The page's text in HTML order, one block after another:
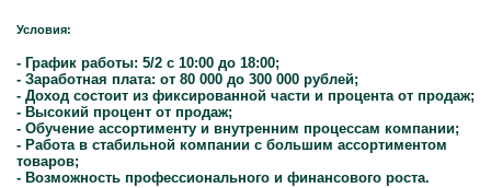
Условия:
- График работы: 5/2 с 10:00 до 18:00;
- Заработная плата: от 80 000 до 300 000 рублей;
- Доход состоит из фиксированной части и процента от продаж;
- Высокий процент от продаж;
- Обучение ассортименту и внутренним процессам компании;
- Работа в стабильной компании с большим ассортиментом
товаров;
- Возможность профессионального и финансового роста.